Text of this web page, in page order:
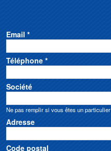
Email *
Téléphone *
Société
Ne pas remplir si vous êtes un particulier
Adresse
Code postal